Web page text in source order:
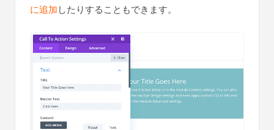
に追加したりすることもできます。